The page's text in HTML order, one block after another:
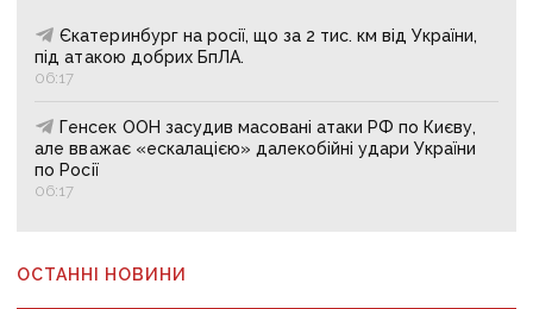
Єкатеринбург на росії, що за 2 тис. км від України,
під атакою добрих БпЛА.
06:17
Генсек ООН засудив масовані атаки РФ по Києву,
але вважає «ескалацією» далекобійні удари України
по Росії
06:17
ОСТАННІ НОВИНИ